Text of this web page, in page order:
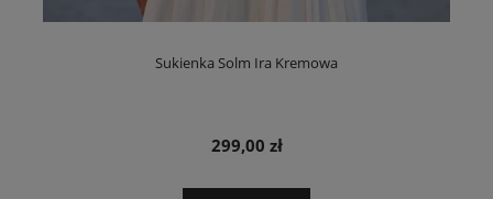
Sukienka Solm Ira Kremowa
299,00 zł